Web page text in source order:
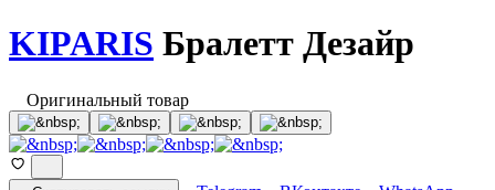
KIPARIS Бралетт Дезайр
Оригинальный товар